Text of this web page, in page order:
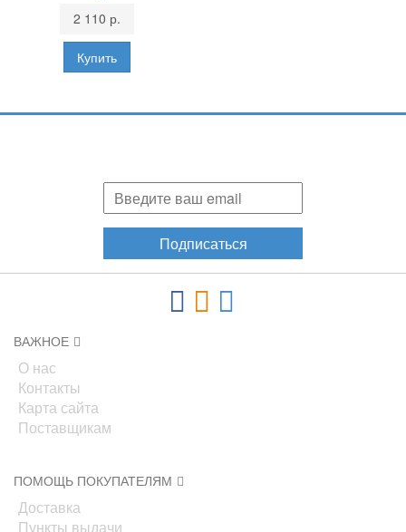
2 110 р.
Подписаться
ВАЖНОЕ
О нас
Контакты
Карта сайта
Поставщикам
ПОМОЩЬ ПОКУПАТЕЛЯМ
Доставка
Пункты выдачи